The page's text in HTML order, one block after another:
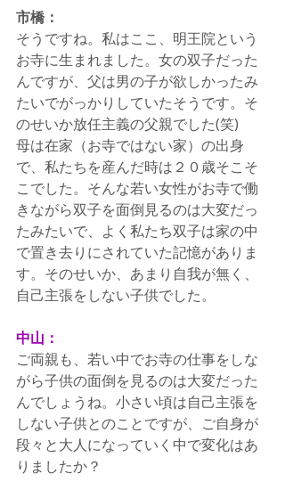
市橋：
そうですね。私はここ、明王院という
お寺に生まれました。女の双子だった
んですが、父は男の子が欲しかったみ
たいでがっかりしていたそうです。そ
のせいか放任主義の父親でした(笑)
母は在家（お寺ではない家）の出身
で、私たちを産んだ時は２０歳そこそ
こでした。そんな若い女性がお寺で働
きながら双子を面倒見るのは大変だっ
たみたいで、よく私たち双子は家の中
で置き去りにされていた記憶がありま
す。そのせいか、あまり自我が無く、
自己主張をしない子供でした。
中山：
ご両親も、若い中でお寺の仕事をしな
がら子供の面倒を見るのは大変だった
んでしょうね。小さい頃は自己主張を
しない子供とのことですが、ご自身が
段々と大人になっていく中で変化はあ
りましたか？